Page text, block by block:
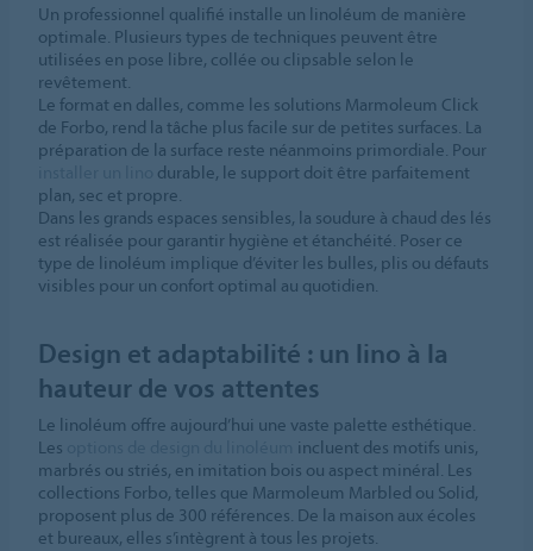
Un professionnel qualifié installe un linoléum de manière
optimale. Plusieurs types de techniques peuvent être
utilisées en pose libre, collée ou clipsable selon le
revêtement.
Le format en dalles, comme les solutions Marmoleum Click
de Forbo, rend la tâche plus facile sur de petites surfaces. La
préparation de la surface reste néanmoins primordiale. Pour
durable, le support doit être parfaitement
plan, sec et propre.
Dans les grands espaces sensibles, la soudure à chaud des lés
est réalisée pour garantir hygiène et étanchéité. Poser ce
type de linoléum implique d’éviter les bulles, plis ou défauts
visibles pour un confort optimal au quotidien.
Design et adaptabilité : un lino à la
hauteur de vos attentes
Le linoléum offre aujourd’hui une vaste palette esthétique.
Les
incluent des motifs unis,
marbrés ou striés, en imitation bois ou aspect minéral. Les
collections Forbo, telles que Marmoleum Marbled ou Solid,
proposent plus de 300 références. De la maison aux écoles
et bureaux, elles s’intègrent à tous les projets.